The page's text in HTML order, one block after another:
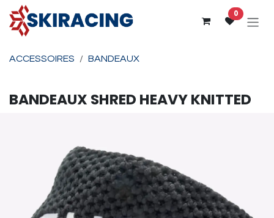
Se rendre au contenu
0
ACCESSOIRES BANDEAUX
BANDEAUX SHRED HEAVY KNITTED